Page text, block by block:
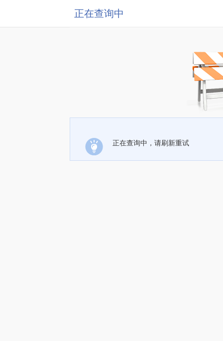
正在查询中
正在查询中，请刷新重试